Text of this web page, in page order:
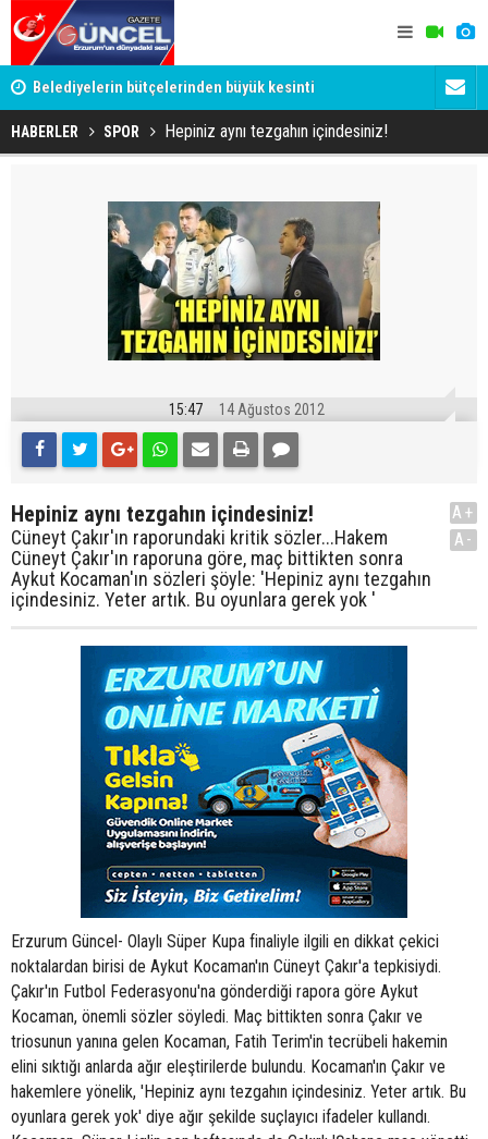
Belediyelerin bütçelerinden büyük kesinti
HABERLER SPOR Hepiniz aynı tezgahın içindesiniz!
15:47 14 Ağustos 2012
Hepiniz aynı tezgahın içindesiniz!
Cüneyt Çakır'ın raporundaki kritik sözler...Hakem
Cüneyt Çakır'ın raporuna göre, maç bittikten sonra
Aykut Kocaman'ın sözleri şöyle: 'Hepiniz aynı tezgahın
içindesiniz. Yeter artık. Bu oyunlara gerek yok '
A+
A-
Erzurum Güncel- Olaylı Süper Kupa finaliyle ilgili en dikkat çekici
noktalardan birisi de Aykut Kocaman'ın Cüneyt Çakır'a tepkisiydi.
Çakır'ın Futbol Federasyonu'na gönderdiği rapora göre Aykut
Kocaman, önemli sözler söyledi. Maç bittikten sonra Çakır ve
triosunun yanına gelen Kocaman, Fatih Terim'in tecrübeli hakemin
elini sıktığı anlarda ağır eleştirilerde bulundu. Kocaman'ın Çakır ve
hakemlere yönelik, 'Hepiniz aynı tezgahın içindesiniz. Yeter artık. Bu
oyunlara gerek yok' diye ağır şekilde suçlayıcı ifadeler kullandı.